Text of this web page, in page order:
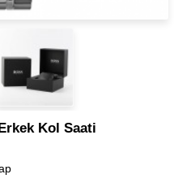
Kol Saati